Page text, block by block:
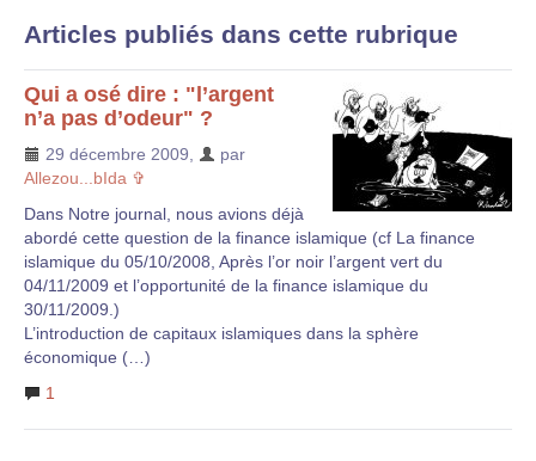
Articles publiés dans cette rubrique
Qui a osé dire : "l’argent
n’a pas d’odeur" ?
29 décembre 2009
par
Allezou...bIda ✞
Dans Notre journal, nous avions déjà
abordé cette question de la finance islamique (cf La finance
islamique du 05/10/2008, Après l’or noir l’argent vert du
04/11/2009 et l’opportunité de la finance islamique du
30/11/2009.)
L’introduction de capitaux islamiques dans la sphère
économique (…)
1